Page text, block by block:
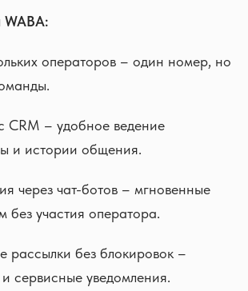
операторов – один номер, но
CRM – удобное ведение
и истории общения.
через чат-ботов – мгновенные
без участия оператора.
рассылки без блокировок –
сервисные уведомления.